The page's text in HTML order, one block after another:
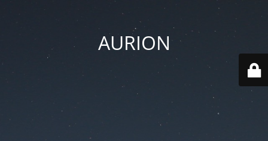
AURION